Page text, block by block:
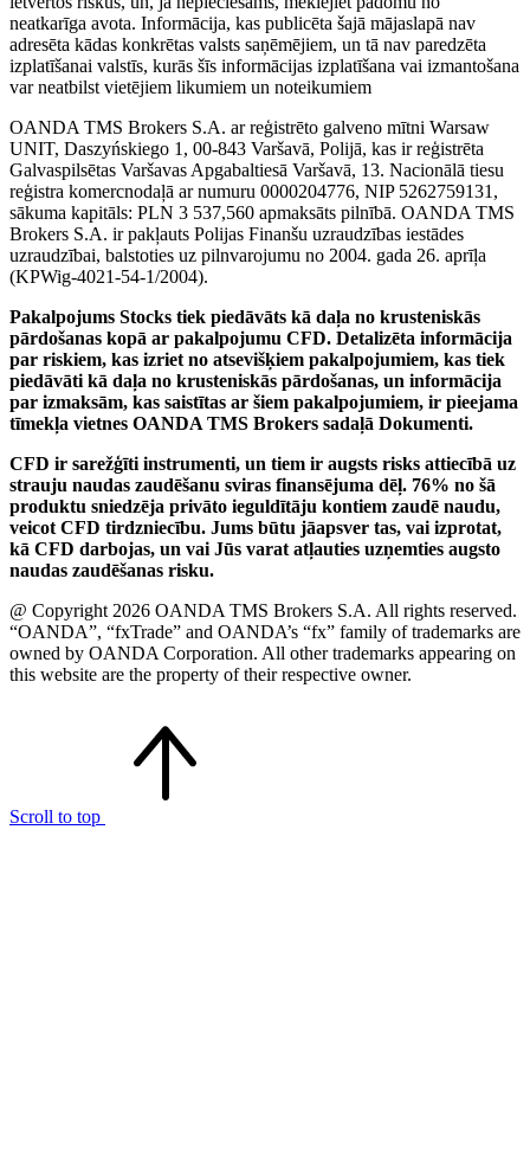
neatkarīga avota. Informācija, kas publicēta šajā mājaslapā nav
adresēta kādas konkrētas valsts saņēmējiem, un tā nav paredzēta
izplatīšanai valstīs, kurās šīs informācijas izplatīšana vai izmantošana
var neatbilst vietējiem likumiem un noteikumiem
OANDA TMS Brokers S.A. ar reģistrēto galveno mītni Warsaw
UNIT, Daszyńskiego 1, 00-843 Varšavā, Polijā, kas ir reģistrēta
Galvaspilsētas Varšavas Apgabaltiesā Varšavā, 13. Nacionālā tiesu
reģistra komercnodaļā ar numuru 0000204776, NIP 5262759131,
sākuma kapitāls: PLN 3 537,560 apmaksāts pilnībā. OANDA TMS
Brokers S.A. ir pakļauts Polijas Finanšu uzraudzības iestādes
uzraudzībai, balstoties uz pilnvarojumu no 2004. gada 26. aprīļa
(KPWig-4021-54-1/2004).
Pakalpojums Stocks tiek piedāvāts kā daļa no krusteniskās
pārdošanas kopā ar pakalpojumu CFD. Detalizēta informācija
par riskiem, kas izriet no atsevišķiem pakalpojumiem, kas tiek
piedāvāti kā daļa no krusteniskās pārdošanas, un informācija
par izmaksām, kas saistītas ar šiem pakalpojumiem, ir pieejama
tīmekļa vietnes OANDA TMS Brokers sadaļā Dokumenti.
CFD ir sarežģīti instrumenti, un tiem ir augsts risks attiecībā uz
strauju naudas zaudēšanu sviras finansējuma dēļ. 76% no šā
produktu sniedzēja privāto ieguldītāju kontiem zaudē naudu,
veicot CFD tirdzniecību. Jums būtu jāapsver tas, vai izprotat,
kā CFD darbojas, un vai Jūs varat atļauties uzņemties augsto
naudas zaudēšanas risku.
@ Copyright 2026 OANDA TMS Brokers S.A. All rights reserved.
“OANDA”, “fxTrade” and OANDA’s “fx” family of trademarks are
owned by OANDA Corporation. All other trademarks appearing on
this website are the property of their respective owner.
Scroll to top